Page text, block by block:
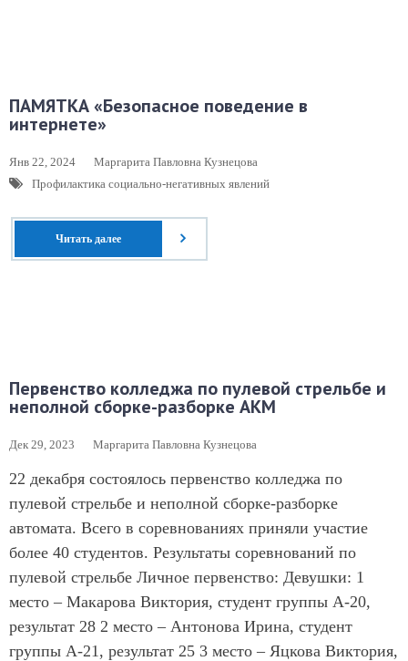
ПАМЯТКА «Безопасное поведение в
интернете»
Янв 22, 2024
Маргарита Павловна Кузнецова
Профилактика социально-негативных явлений
Читать далее
Первенство колледжа по пулевой стрельбе и
неполной сборке-разборке АКМ
Дек 29, 2023 Маргарита Павловна Кузнецова
22 декабря состоялось первенство колледжа по
пулевой стрельбе и неполной сборке-разборке
автомата. Всего в соревнованиях приняли участие
более 40 студентов. Результаты соревнований по
пулевой стрельбе Личное первенство: Девушки: 1
место – Макарова Виктория, студент группы А-20,
результат 28 2 место – Антонова Ирина, студент
группы А-21, результат 25 3 место – Яцкова Виктория,